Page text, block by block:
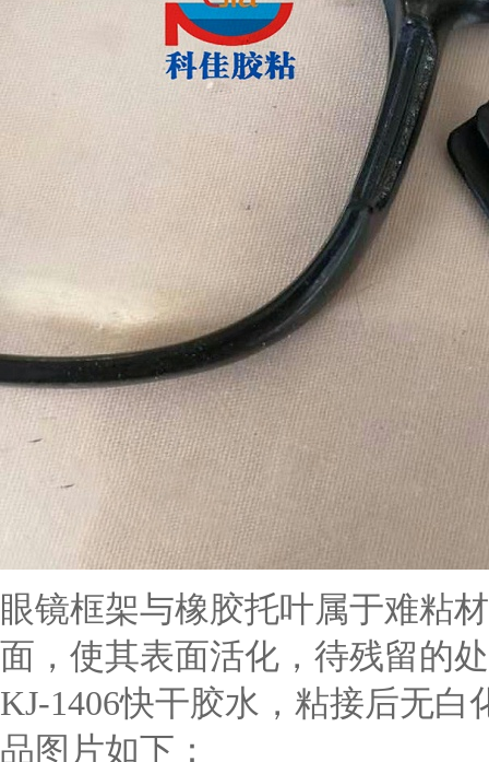
眼镜框架与橡胶托叶属于难粘
面，使其表面活化， 待残留的
KJ-1406快干胶水，粘接后无
品图片如下：